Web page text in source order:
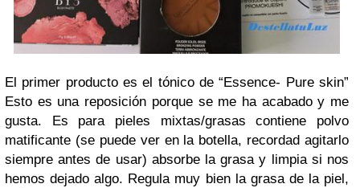
El primer producto es el tónico de “Essence- Pure skin”
Esto es una reposición porque se me ha acabado y me
gusta. Es para pieles mixtas/grasas contiene polvo
matificante (se puede ver en la botella, recordad agitarlo
siempre antes de usar) absorbe la grasa y limpia si nos
hemos dejado algo. Regula muy bien la grasa de la piel,